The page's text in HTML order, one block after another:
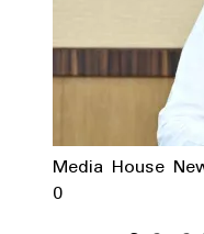
Media House
0